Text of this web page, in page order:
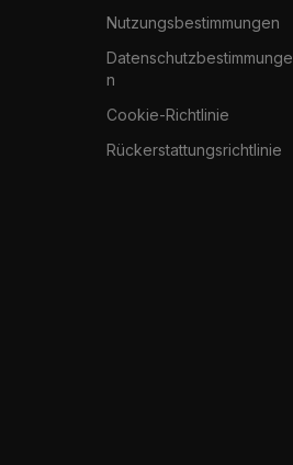
Nutzungsbestimmungen
Datenschutzbestimmunge
n
Cookie-Richtlinie
Rückerstattungsrichtlinie